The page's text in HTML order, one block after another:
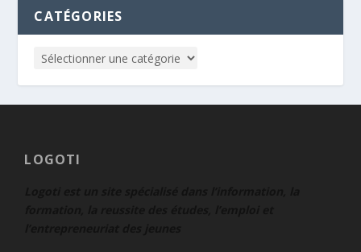
CATÉGORIES
LOGOTI